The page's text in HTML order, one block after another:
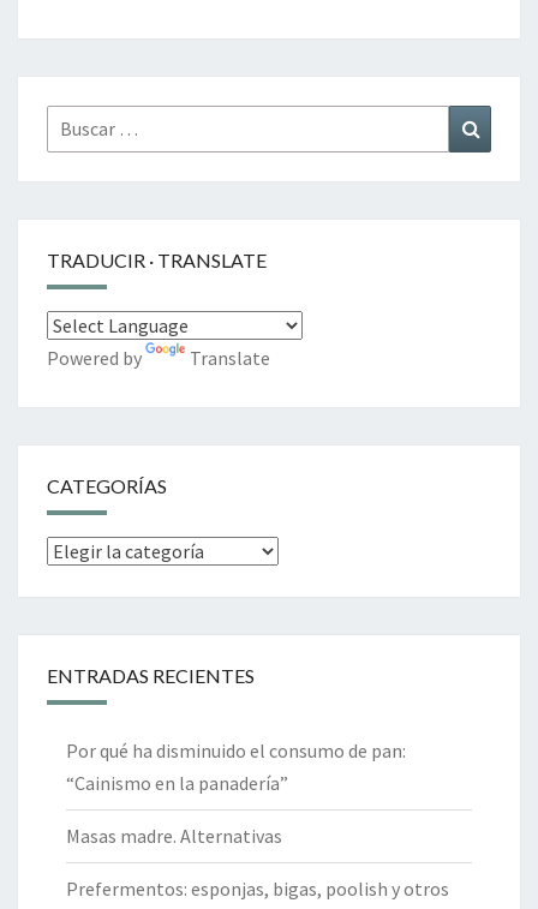
Buscar
por:
TRADUCIR · TRANSLATE
Powered by Translate
CATEGORÍAS
Categorías
ENTRADAS RECIENTES
Por qué ha disminuido el consumo de pan:
“Cainismo en la panadería”
Masas madre. Alternativas
Prefermentos: esponjas, bigas, poolish y otros